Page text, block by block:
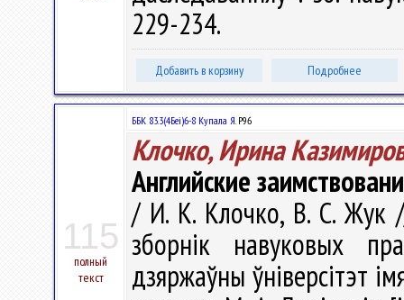
229-234.
Добавить в корзину Подробнее
115
полный
текст
ББК 83.3(4Беі)6-8 Купала Я.Р96
Клочко, Ирина
Английские
/ И. К. Клочко, В. С. Жук //
зборнік навуковых
дзяржаўны ўніверсітэт